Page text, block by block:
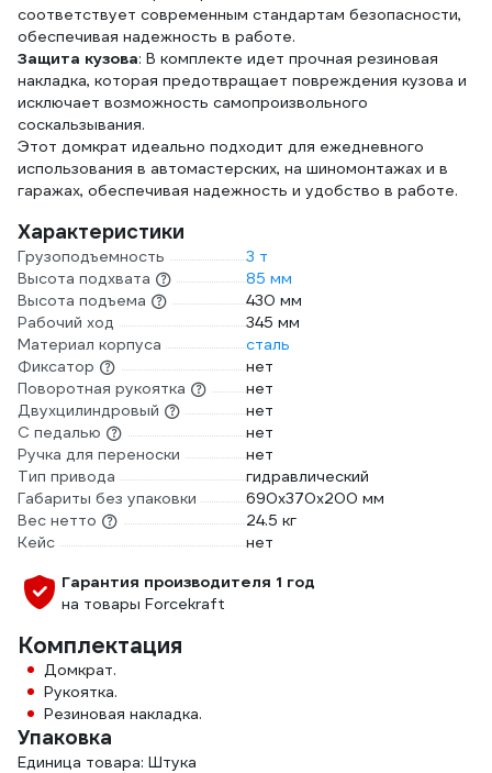
соответствует современным стандартам безопасности,
обеспечивая надежность в работе.
Защита кузова: В комплекте идет прочная резиновая
накладка, которая предотвращает повреждения кузова и
исключает возможность самопроизвольного
соскальзывания.
Этот домкрат идеально подходит для ежедневного
использования в автомастерских, на шиномонтажах и в
гаражах, обеспечивая надежность и удобство в работе.
Характеристики
Грузоподъемность
3 т
Высота подхвата
85 мм
Высота подъема
430 мм
Рабочий ход
345 мм
Материал корпуса
сталь
Фиксатор
нет
Поворотная рукоятка
нет
Двухцилиндровый
нет
С педалью
нет
Ручка для переноски
нет
Тип привода
гидравлический
Габариты без упаковки
690x370x200 мм
Вес нетто
24.5 кг
Кейс
нет
Гарантия производителя 1 год
на товары Forcekraft
Комплектация
Домкрат.
Рукоятка.
Резиновая накладка.
Упаковка
Единица товара: Штука